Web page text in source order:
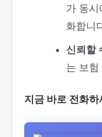
가 동시
화합니
신뢰할
는 보험
지금 바로 전화하